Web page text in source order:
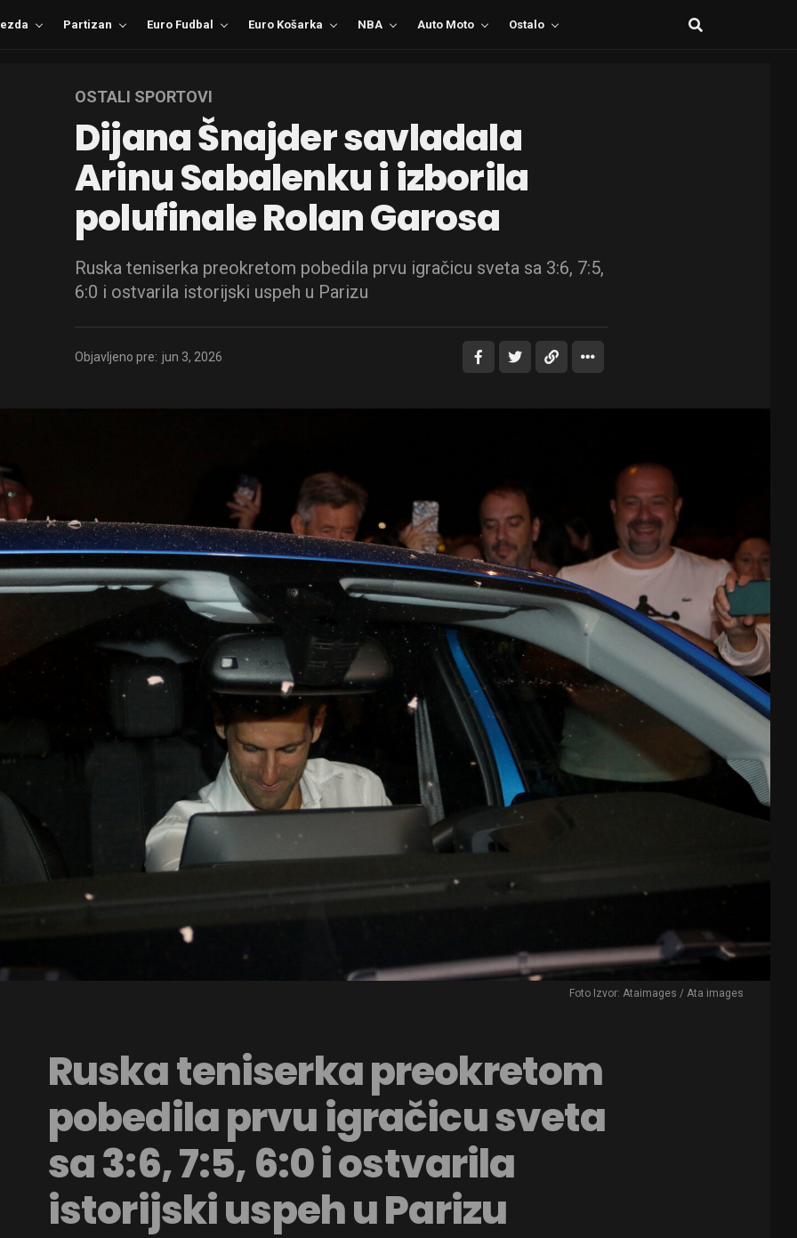
Partizan Euro Fudbal Euro Košarka NBA Auto Moto Ostalo
OSTALI SPORTOVI
Dijana Šnajder savladala
Arinu Sabalenku i izborila
polufinale Rolan Garosa
Ruska teniserka preokretom pobedila prvu igračicu sveta sa 3:6, 7:5,
6:0 i ostvarila istorijski uspeh u Parizu
Objavljeno pre: jun 3, 2026
Foto Izvor: Ataimages / Ata images
Ruska teniserka preokretom
pobedila prvu igračicu sveta
sa 3:6, 7:5, 6:0 i ostvarila
istorijski uspeh u Parizu